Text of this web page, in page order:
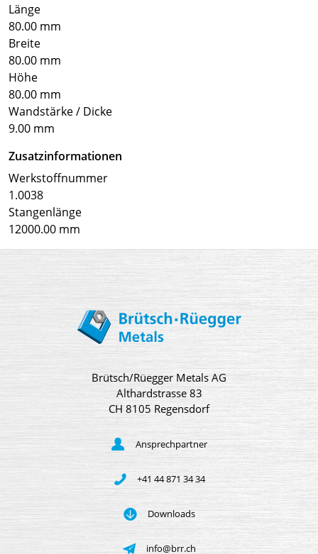
Länge
80.00 mm
Breite
80.00 mm
Höhe
80.00 mm
Wandstärke / Dicke
9.00 mm
Zusatzinformationen
Werkstoffnummer
1.0038
Stangenlänge
12000.00 mm
Brütsch/Rüegger Metals AG
Althardstrasse 83
CH 8105 Regensdorf
Ansprechpartner
+41 44 871 34 34
Downloads
info@brr.ch